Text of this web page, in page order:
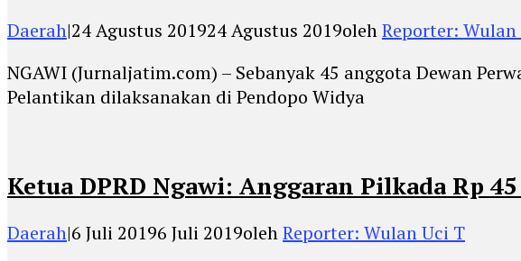
Daerah|24 Agustus 201924 Agustus 2019olehReporter:
NGAWI (Jurnaljatim.com) – Sebanyak 45 anggota Dewan
Pelantikan dilaksanakan di Pendopo Widya
Ketua DPRD Ngawi: Anggaran Pilkada Rp
Daerah|6 Juli 20196 Juli 2019olehReporter: Wulan Uci T